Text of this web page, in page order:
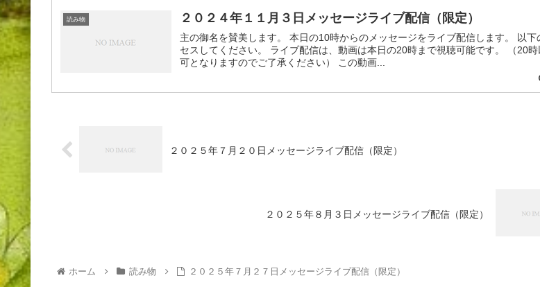
読み物 ２０２４年１１月３日メッセージライブ配信（限定）
主の御名を賛美します。 本日の10時からのメッセージをライブ配信します。 以下
セスしてください。 ライブ配信は、動画は本日の20時まで視聴可能です。 （20
可となりますのでご了承ください） この動画...
２０２５年７月２０日メッセージライブ配信（限定）
２０２５年８月３日メッセージライブ配信（限定）
ホーム 読み物 ２０２５年７月２７日メッセージライブ配信（限定）